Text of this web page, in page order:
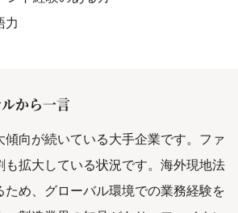
力
から一言
傾向が続いている大手企業です。ファ
も拡大している状況です。海外現地法
ため、グローバル環境での業務経験を